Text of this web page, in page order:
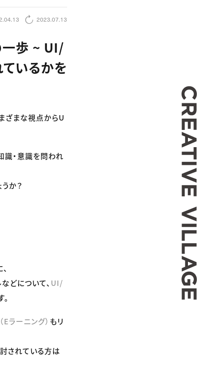
2023.07.13
一歩 ~ UI/
いるかを
ざまな視点からU
・意識を問われ
か？
どについて、 UI/
ラーニング） もリ
されている方は